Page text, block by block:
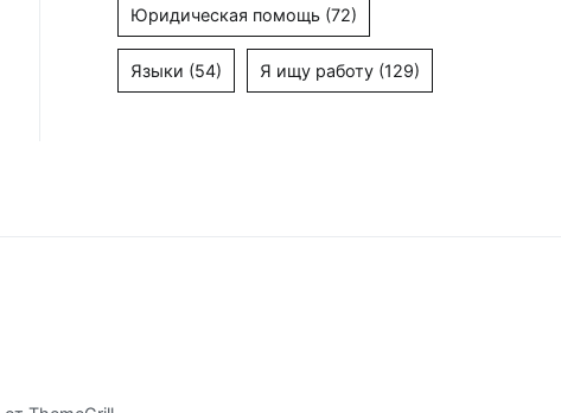
Юридическая помощь (72)
Языки (54) Я ищу работу (129)